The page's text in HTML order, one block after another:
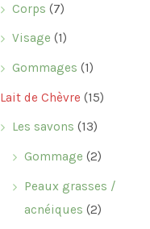
Corps (7)
Visage (1)
Gommages (1)
Lait de Chèvre (15)
Les savons (13)
Gommage (2)
Peaux grasses /
acnéiques (2)